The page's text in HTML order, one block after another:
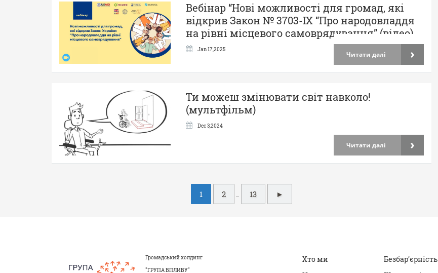
Вебінар “Нові можливості для громад, які
відкрив Закон № 3703-ІХ “Про народовладдя
на рівні місцевого самоврядування” (відео)
Читати далі ›
Jan 17,2025
Ти можеш змінювати світ навколо!
(мультфільм)
Читати далі ›
Dec 3,2024
г
1 2 … 13 ►
Громадський холдинг
"ГРУПА ВПЛИВУ"
Хто ми
Безбар’єрність